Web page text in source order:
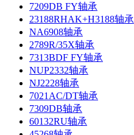
7209DB FY轴承
23188RHAK+H3188轴承
NA6908轴承
2789R/35X轴承
7313BDF FY轴承
NUP2332轴承
NJ2228轴承
7021AC/DT轴承
7309DB轴承
60132RU轴承